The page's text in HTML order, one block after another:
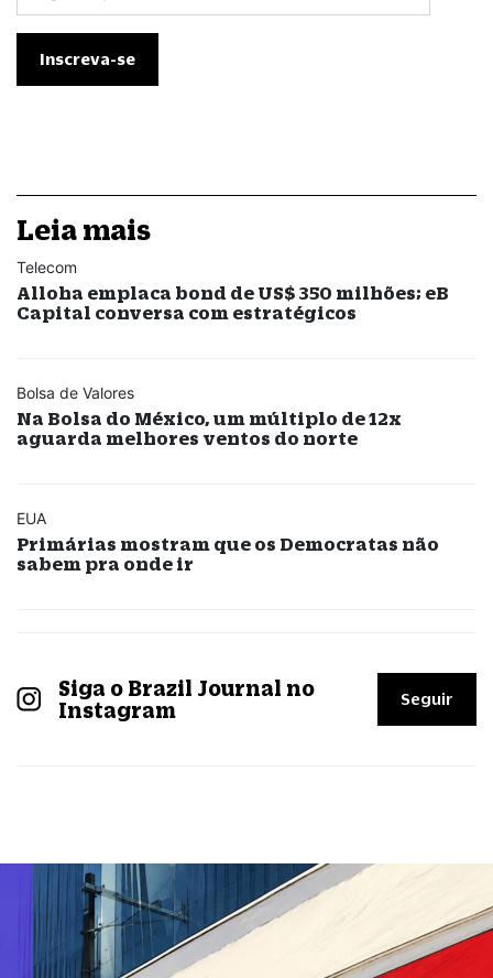
Leia mais
Telecom
Alloha emplaca bond de US$ 350 milhões; eB
Capital conversa com estratégicos
Bolsa de Valores
Na Bolsa do México, um múltiplo de 12x
aguarda melhores ventos do norte
EUA
Primárias mostram que os Democratas não
sabem pra onde ir
Siga o Brazil Journal no
Instagram
Seguir